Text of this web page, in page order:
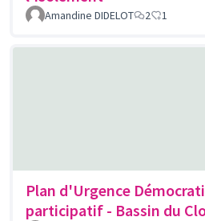
Amandine DIDELOT 2 1
Plan d'Urgence
participatif - Bassin du